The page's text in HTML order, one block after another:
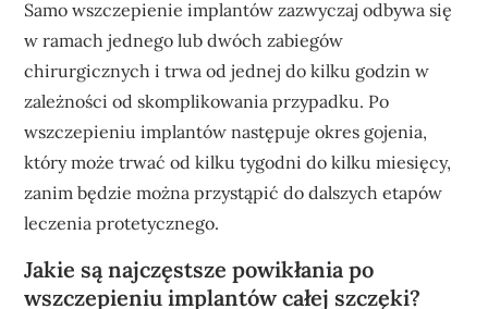
Samo wszczepienie implantów zazwyczaj odbywa się
w ramach jednego lub dwóch zabiegów
chirurgicznych i trwa od jednej do kilku godzin w
zależności od skomplikowania przypadku. Po
wszczepieniu implantów następuje okres gojenia,
który może trwać od kilku tygodni do kilku miesięcy,
zanim będzie można przystąpić do dalszych etapów
leczenia protetycznego.
Jakie są najczęstsze powikłania po
wszczepieniu implantów całej szczęki?